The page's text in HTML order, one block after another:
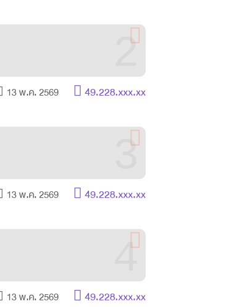
2
13 พ.ค. 2569 49.228.xxx.xx
3
13 พ.ค. 2569 49.228.xxx.xx
4
13 พ.ค. 2569 49.228.xxx.xx